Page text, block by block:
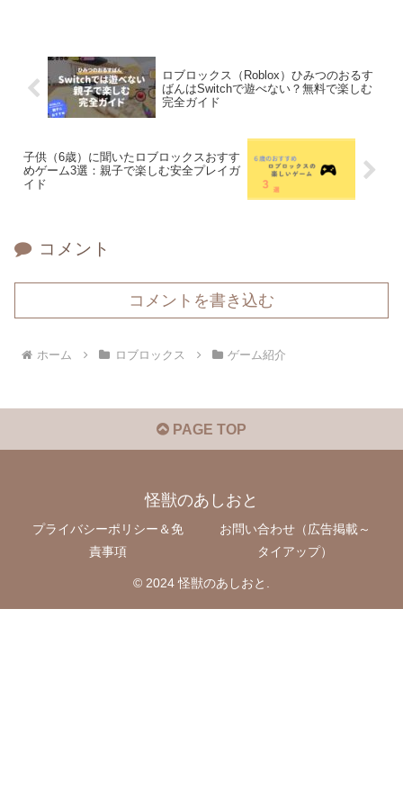
ロブロックス（Roblox）ひみつのおるす
ばんはSwitchで遊べない？無料で楽しむ
完全ガイド
子供（6歳）に聞いたロブロックスおすす
めゲーム3選：親子で楽しむ安全プレイガ
イド
コメント
コメントを書き込む
ホーム ロブロックス ゲーム紹介
PAGE TOP
怪獣のあしおと
プライバシーポリシー＆免
責事項
お問い合わせ（広告掲載～
タイアップ）
© 2024 怪獣のあしおと.